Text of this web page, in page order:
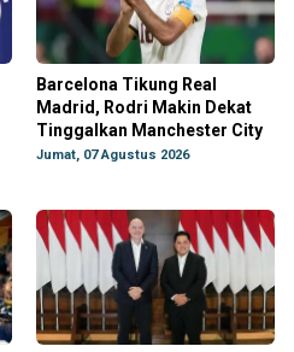
Barcelona Tikung Real
Madrid, Rodri Makin Dekat
Tinggalkan Manchester City
Jumat, 07 Agustus 2026